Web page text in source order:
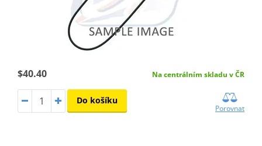
$40.40 Na centrálním skladu v ČR
Do košíku
Porovnat